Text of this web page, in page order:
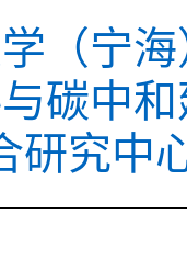
（宁
碳中
研究中